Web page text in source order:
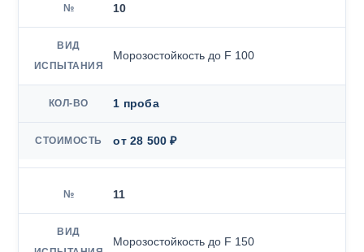
10
Морозостойкость до F 100
1 проба
от 28 500 ₽
11
Морозостойкость до F 150